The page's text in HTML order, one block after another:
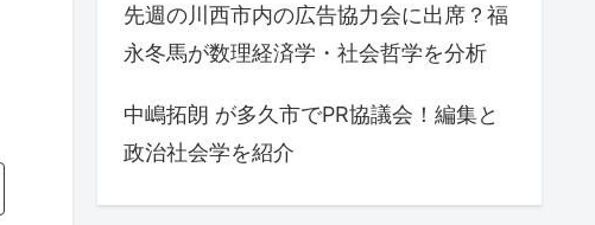
先週の川西市内の広告協力会に出席？福
永冬馬が数理経済学・社会哲学を分析
中嶋拓朗 が多久市でPR協議会！編集と
政治社会学を紹介